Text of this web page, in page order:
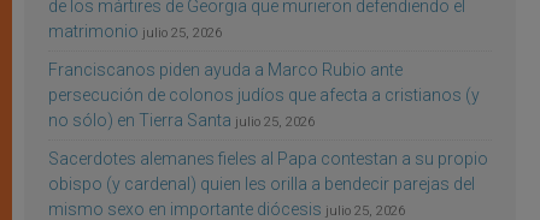
de los mártires de Georgia que murieron defendiendo el
matrimonio julio 25, 2026
Franciscanos piden ayuda a Marco Rubio ante
persecución de colonos judíos que afecta a cristianos (y
no sólo) en Tierra Santa julio 25, 2026
Sacerdotes alemanes fieles al Papa contestan a su propio
obispo (y cardenal) quien les orilla a bendecir parejas del
mismo sexo en importante diócesis julio 25, 2026